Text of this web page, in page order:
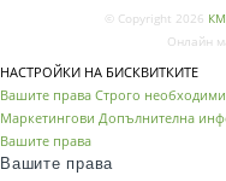
© Copyright 2026
Онлайн
НАСТРОЙКИ НА БИСКВИТКИТЕ
Вашите права Строго необходими
Маркетингови Допълнителна
Вашите права
Вашите права